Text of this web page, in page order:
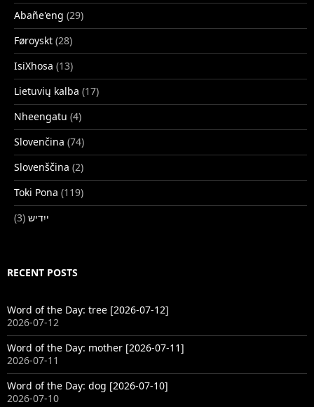
Abañe'eng (29)
Føroyskt (28)
IsiXhosa (13)
Lietuvių kalba (17)
Nheengatu (4)
Slovenčina (74)
Slovenščina (2)
Toki Pona (119)
ייִדיש (3)
RECENT POSTS
Word of the Day: tree [2026-07-12]
2026-07-12
Word of the Day: mother [2026-07-11]
2026-07-11
Word of the Day: dog [2026-07-10]
2026-07-10